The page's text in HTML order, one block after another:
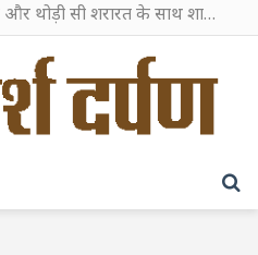
TPAG भारत के रक्त सुरक्षा पारिस्थितिकी तंत्र को मज़बूत करने के लिए विशेषज्ञों को एक मंच पर लाया